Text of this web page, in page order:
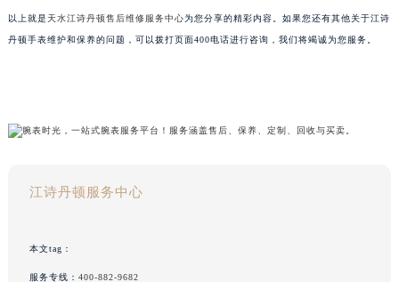
以上就是天水江诗丹顿售后维修服务中心为您分享的精彩内容。如果您还有其他关于江诗
丹顿手表维护和保养的问题，可以拨打页面400电话进行咨询，我们将竭诚为您服务。
江诗丹顿服务中心
本文tag：
服务专线： 400-882-9682